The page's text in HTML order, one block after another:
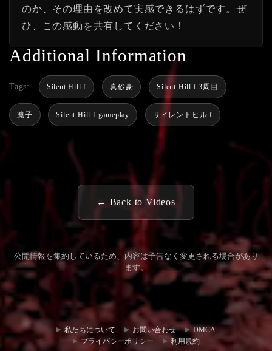
のか、その理由を改めて実感できるはずです。ぜ
ひ、この感動を共有してください！
Additional Information
Tags: Silent Hill f 真砂豪 Silent Hill f 3周目
凛子 Silent Hill f gameplay サイレントヒル f
← Back to Videos
公開情報を集約しているため、内容は予告なく変更される場合があり
ます。
コミュ
ニティ
ハブ
合わせ
私たちについて お問い合わせ
DMCA
プライバシーポリシー
利用規約